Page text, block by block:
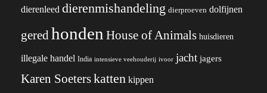
dierenleed dierenmishandeling dierproeven dolfijnen
geredhonden House of Animals huisdieren
illegale handel India intensieve veehouderij ivoor jacht jagers
Karen Soeterskatten kippen